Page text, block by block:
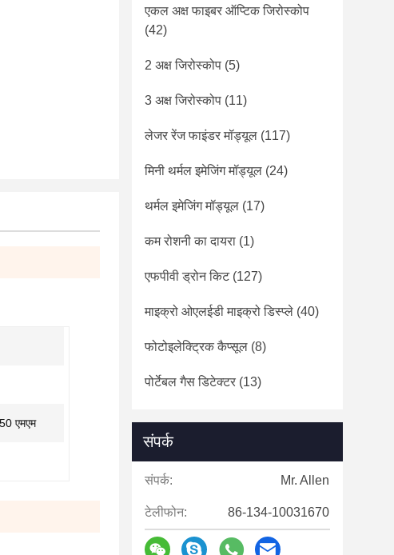
एमएम
एकल अक्ष फाइबर ऑप्टिक जिरोस्कोप
(42)
2 अक्ष जिरोस्कोप (5)
3 अक्ष जिरोस्कोप (11)
लेजर रेंज फाइंडर मॉड्यूल (117)
मिनी थर्मल इमेजिंग मॉड्यूल (24)
थर्मल इमेजिंग मॉड्यूल (17)
कम रोशनी का दायरा (1)
एफपीवी ड्रोन किट(127)
माइक्रो ओएलईडी माइक्रो डिस्प्ले (40)
फोटोइलेक्ट्रिक कैप्सूल (8)
पोर्टेबल गैस डिटेक्टर (13)
संपर्क
संपर्क: Mr. Allen
टेलीफोन: 86-134-10031670